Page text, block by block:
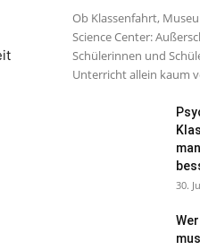
Ob Klassenfahrt,
Science Center:
Schülerinnen und
Unterricht allein kaum
30.